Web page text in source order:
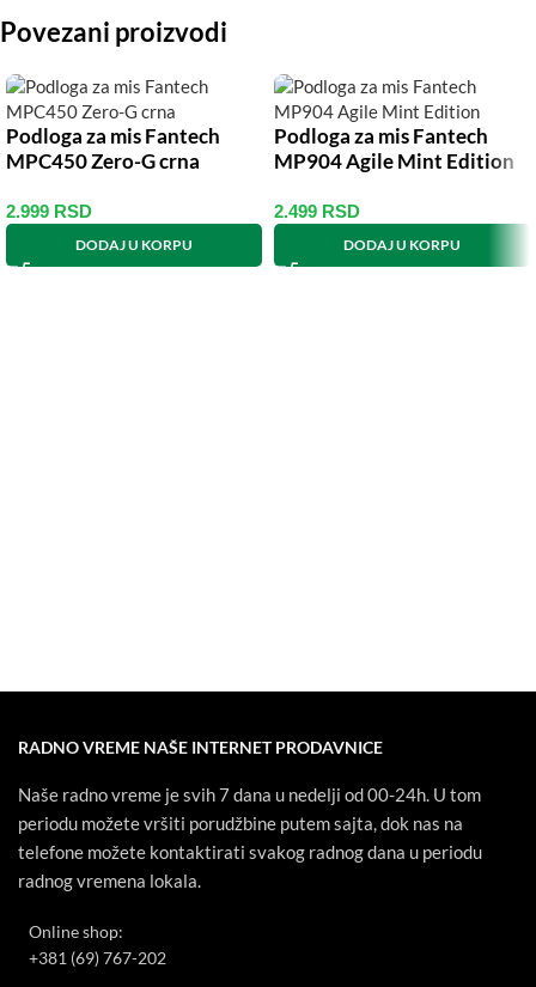
Povezani proizvodi
Podloga za mis Fantech
MPC450 Zero-G crna
2.999 RSD
DODAJ U KORPU
Podloga za mis Fantech
MP904 Agile Mint Edition
2.499 RSD
DODAJ U KORPU
RADNO VREME NAŠE INTERNET PRODAVNICE
Naše radno vreme je svih 7 dana u nedelji od 00-24h. U tom
periodu možete vršiti porudžbine putem sajta, dok nas na
telefone možete kontaktirati svakog radnog dana u periodu
radnog vremena lokala.
Online shop:
+381 (69) 767-202